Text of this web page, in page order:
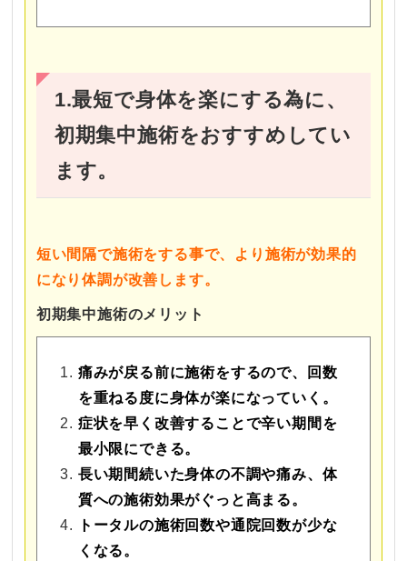
1.最短で身体を楽にする為に、
初期集中施術をおすすめしてい
ます。
短い間隔で施術をする事で、より施術が効果的
になり体調が改善します。
初期集中施術のメリット
痛みが戻る前に施術をするので、回数
を重ねる度に身体が楽になっていく。
症状を早く改善することで辛い期間を
最小限にできる。
長い期間続いた身体の不調や痛み、体
質への施術効果がぐっと高まる。
トータルの施術回数や通院回数が少な
くなる。